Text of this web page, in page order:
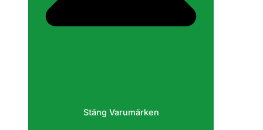
Stäng Varumärken